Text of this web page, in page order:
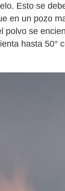
Esto se
en un pozo
polvo se
hasta 50°